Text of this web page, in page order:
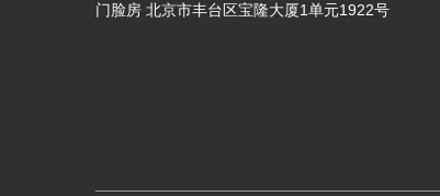
门脸房 北京市丰台区宝隆大厦1单元1922号